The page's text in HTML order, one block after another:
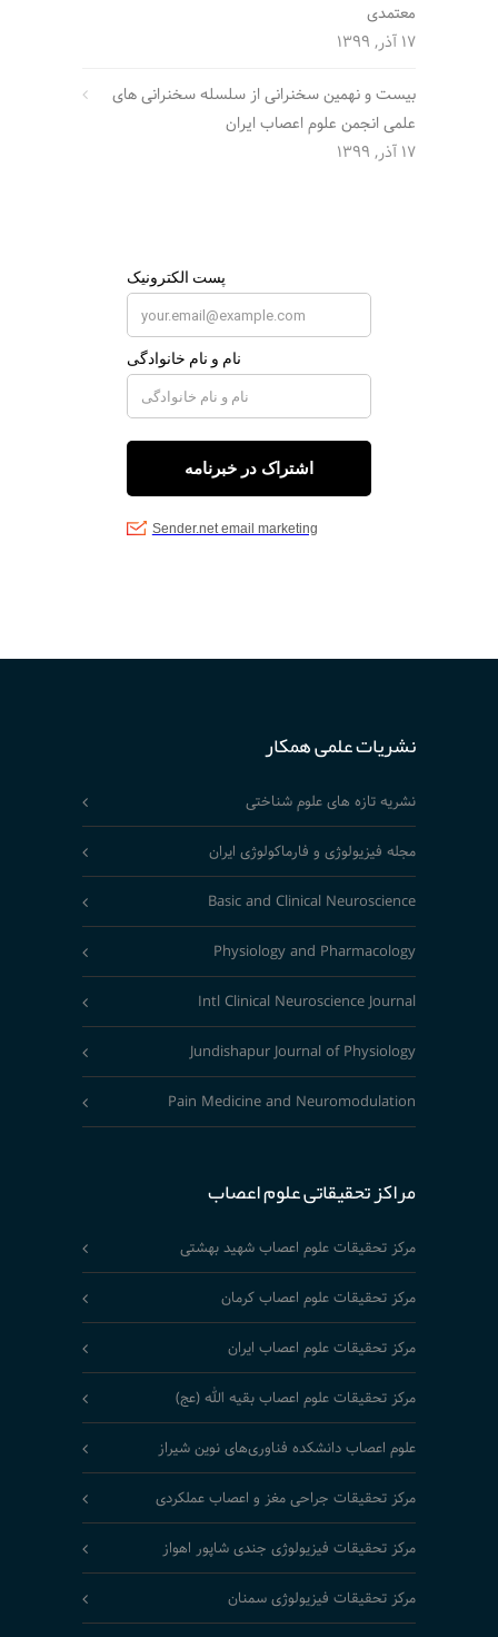
معتمدی
17 آذر, 1399
بیست و نهمین سخنرانی از سلسله سخنرانی های
علمی انجمن علوم اعصاب ایران
17 آذر, 1399
نشریات علمی همکار
نشریه تازه های علوم شناختی
مجله فیزیولوژی و فارماکولوژی ایران
Basic and Clinical Neuroscience
Physiology and Pharmacology
Intl Clinical Neuroscience Journal
Jundishapur Journal of Physiology
Pain Medicine and Neuromodulation
مراکز تحقیقاتی علوم اعصاب
مرکز تحقیقات علوم اعصاب شهید بهشتی
مرکز تحقیقات علوم اعصاب کرمان
مرکز تحقیقات علوم اعصاب ایران
مرکز تحقیقات علوم اعصاب بقیه الله (عج)
علوم اعصاب دانشکده فناوری‌های نوین شیراز
مرکز تحقیقات جراحی مغز و اعصاب عملکردی
مرکز تحقیقات فیزیولوژی جندی شاپور اهواز
مرکز تحقیقات فیزیولوژی سمنان